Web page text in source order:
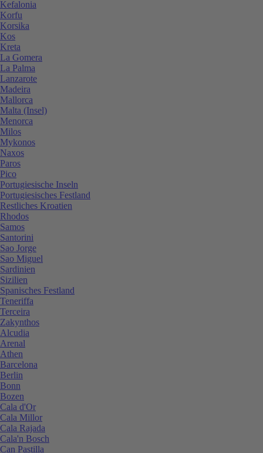
Kefalonia
Korfu
Korsika
Kos
Kreta
La Gomera
La Palma
Lanzarote
Madeira
Mallorca
Malta (Insel)
Menorca
Milos
Mykonos
Naxos
Paros
Pico
Portugiesische Inseln
Portugiesisches Festland
Restliches Kroatien
Rhodos
Samos
Santorini
Sao Jorge
Sao Miguel
Sardinien
Sizilien
Spanisches Festland
Teneriffa
Terceira
Zakynthos
Alcudia
Arenal
Athen
Barcelona
Berlin
Bonn
Bozen
Cala d'Or
Cala Millor
Cala Rajada
Cala'n Bosch
Can Pastilla